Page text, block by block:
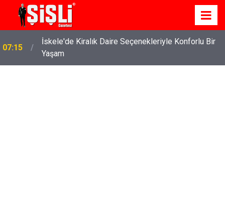
07:15
İskele'de Kiralık Daire Seçenekleriyle Konforlu Bir
Yaşam